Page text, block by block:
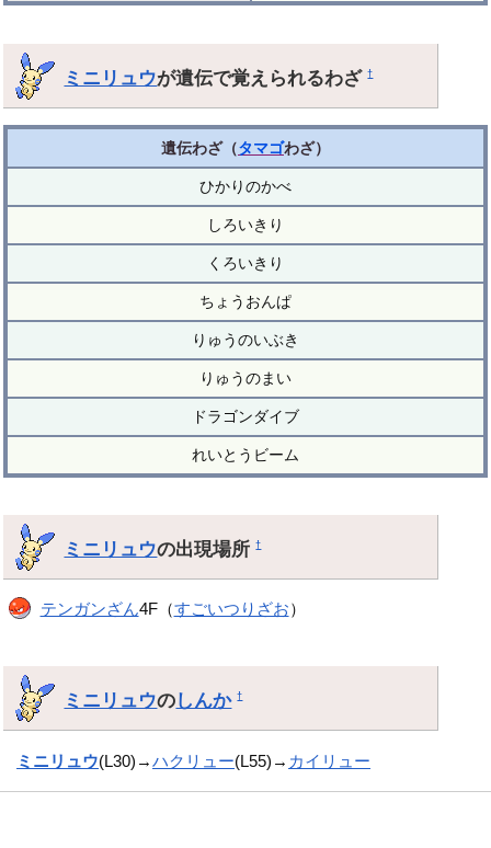
ミニリュウが遺伝で覚えられるわざ†
遺伝わざ（タマゴわざ）
ひかりのかべ
しろいきり
くろいきり
ちょうおんぱ
りゅうのいぶき
りゅうのまい
ドラゴンダイブ
れいとうビーム
ミニリュウの出現場所†
テンガンざん4F（すごいつりざお）
ミニリュウのしんか †
ミニリュウ(L30)→ハクリュー(L55)→ カイリュー